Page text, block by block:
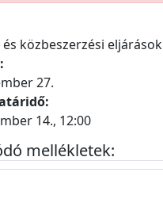
és közbeszerzési eljárások
27.
14., 12:00
mellékletek: